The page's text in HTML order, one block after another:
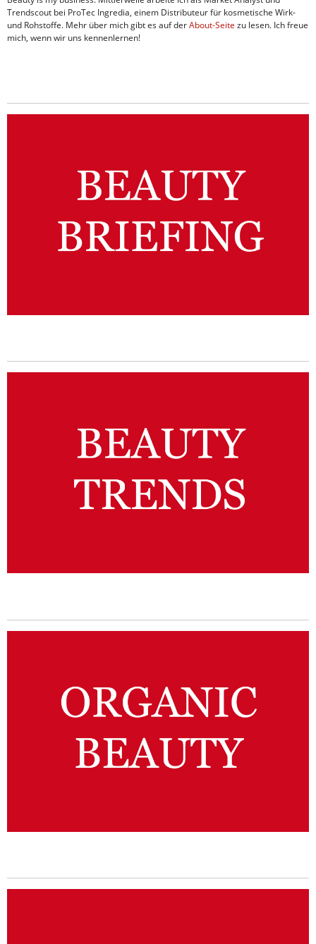
Trendscout bei ProTec Ingredia, einem Distributeur für kosmetische Wirk-
und Rohstoffe. Mehr über mich gibt es auf derAbout-Seite zu lesen. Ich freue
mich, wenn wir uns kennenlernen!